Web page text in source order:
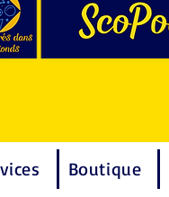
Boutique